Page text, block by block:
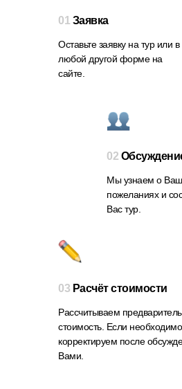
01 Заявка
Оставьте заявку на тур или в
любой другой форме на
сайте.
02
Мы узнаем о
пожеланиях и
Вас тур.
Рассчитываем
стоимость. Если
корректируем после
Вами.
03 Расчёт стоимости